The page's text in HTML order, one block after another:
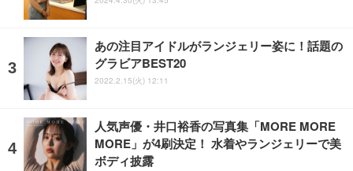
あの注目アイドルがランジェリー姿に！話題の
グラビアBEST20
2022.2.15(火) 12:11
人気声優・井口裕香の写真集「MORE MORE
MORE」が4刷決定！ 水着やランジェリーで美
ボディ披露